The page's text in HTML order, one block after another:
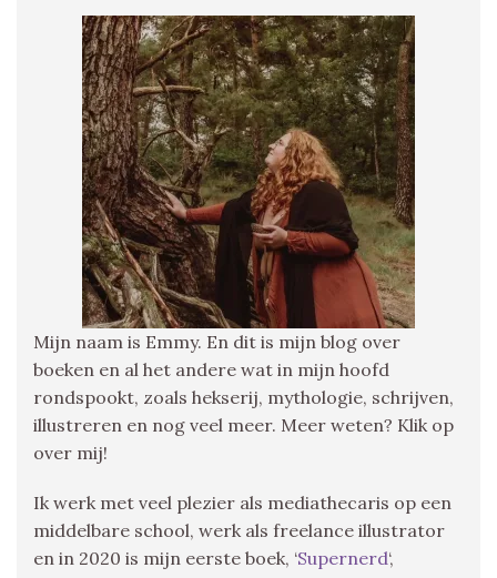
Mijn naam is Emmy. En dit is mijn blog over
boeken en al het andere wat in mijn hoofd
rondspookt, zoals hekserij, mythologie, schrijven,
illustreren en nog veel meer. Meer weten? Klik op
over mij!
Ik werk met veel plezier als mediathecaris op een
middelbare school, werk als freelance illustrator
en in 2020 is mijn eerste boek, ‘Supernerd‘,